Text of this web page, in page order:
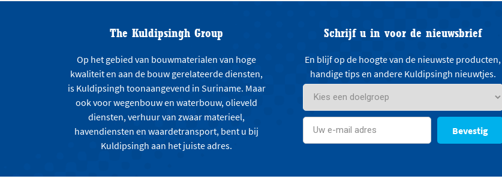
The Kuldipsingh Group
Op het gebied van bouwmaterialen van hoge
kwaliteit en aan de bouw gerelateerde diensten,
is Kuldipsingh toonaangevend in Suriname. Maar
ook voor wegenbouw en waterbouw, olieveld
diensten, verhuur van zwaar materieel,
havendiensten en waardetransport, bent u bij
Kuldipsingh aan het juiste adres.
Schrijf u in voor de nieuwsbrief
En blijf op de hoogte van de nieuwste producten,
handige tips en andere Kuldipsingh nieuwtjes.
Bevestig